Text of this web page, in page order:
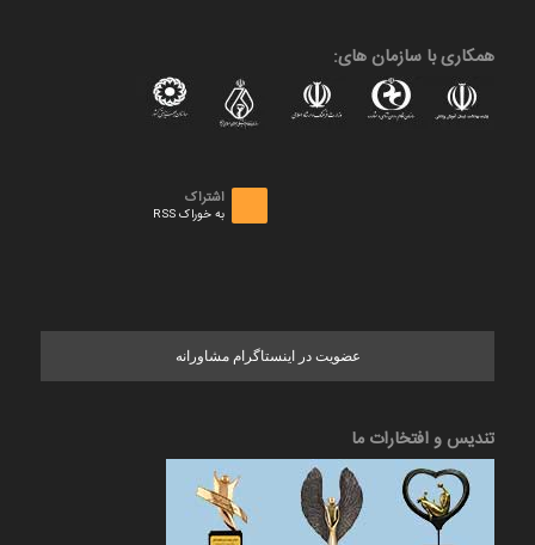
همکاری با سازمان های:
اشتراک
به خوراک RSS
عضویت در اینستاگرام مشاورانه
تندیس و افتخارات ما